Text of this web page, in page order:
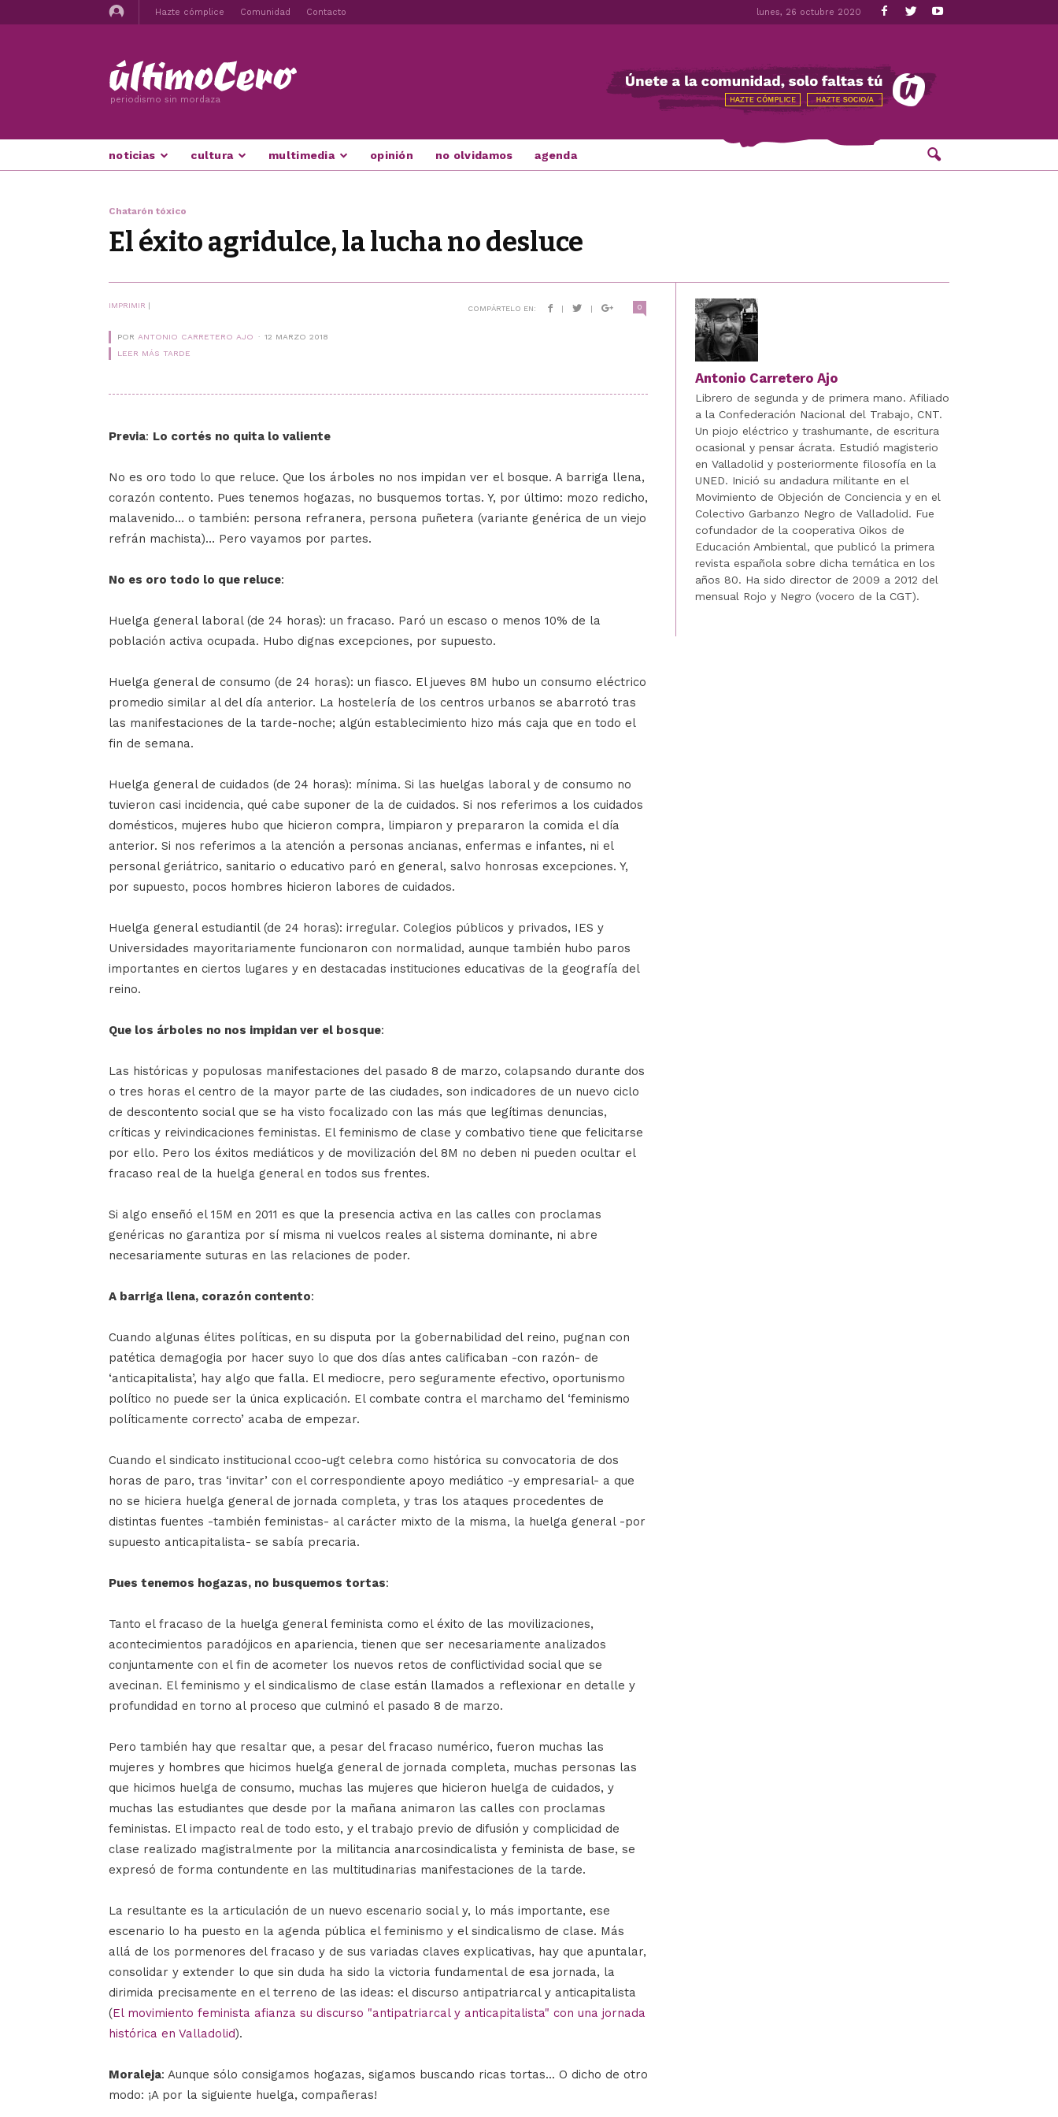
Hazte cómplice Comunidad Contacto lunes, 26 octubre 2020
periodismo sin mordaza
noticias cultura multimedia opinión no olvidamos agenda
Chatarón tóxico
El éxito agridulce, la lucha no desluce
IMPRIMIR | COMPÁRTELO EN: | | 0
POR ANTONIO CARRETERO AJO
12 MARZO 2018
LEER MÁS TARDE
Previa: Lo cortés no quita lo valiente
No es oro todo lo que reluce. Que los árboles no nos impidan ver el bosque. A barriga llena,
corazón contento. Pues tenemos hogazas, no busquemos tortas. Y, por último: mozo redicho,
malavenido… o también: persona refranera, persona puñetera (variante genérica de un viejo
refrán machista)… Pero vayamos por partes.
No es oro todo lo que reluce:
Huelga general laboral (de 24 horas): un fracaso. Paró un escaso o menos 10% de la
población activa ocupada. Hubo dignas excepciones, por supuesto.
Huelga general de consumo (de 24 horas): un fiasco. El jueves 8M hubo un consumo eléctrico
promedio similar al del día anterior. La hostelería de los centros urbanos se abarrotó tras
las manifestaciones de la tarde-noche; algún establecimiento hizo más caja que en todo el
fin de semana.
Huelga general de cuidados (de 24 horas): mínima. Si las huelgas laboral y de consumo no
tuvieron casi incidencia, qué cabe suponer de la de cuidados. Si nos referimos a los cuidados
domésticos, mujeres hubo que hicieron compra, limpiaron y prepararon la comida el día
anterior. Si nos referimos a la atención a personas ancianas, enfermas e infantes, ni el
personal geriátrico, sanitario o educativo paró en general, salvo honrosas excepciones. Y,
por supuesto, pocos hombres hicieron labores de cuidados.
Huelga general estudiantil (de 24 horas): irregular. Colegios públicos y privados, IES y
Universidades mayoritariamente funcionaron con normalidad, aunque también hubo paros
importantes en ciertos lugares y en destacadas instituciones educativas de la geografía del
reino.
Que los árboles no nos impidan ver el bosque:
Las históricas y populosas manifestaciones del pasado 8 de marzo, colapsando durante dos
o tres horas el centro de la mayor parte de las ciudades, son indicadores de un nuevo ciclo
de descontento social que se ha visto focalizado con las más que legítimas denuncias,
críticas y reivindicaciones feministas. El feminismo de clase y combativo tiene que felicitarse
por ello. Pero los éxitos mediáticos y de movilización del 8M no deben ni pueden ocultar el
fracaso real de la huelga general en todos sus frentes.
Si algo enseñó el 15M en 2011 es que la presencia activa en las calles con proclamas
genéricas no garantiza por sí misma ni vuelcos reales al sistema dominante, ni abre
necesariamente suturas en las relaciones de poder.
A barriga llena, corazón contento:
Cuando algunas élites políticas, en su disputa por la gobernabilidad del reino, pugnan con
patética demagogia por hacer suyo lo que dos días antes calificaban -con razón- de
‘anticapitalista’, hay algo que falla. El mediocre, pero seguramente efectivo, oportunismo
político no puede ser la única explicación. El combate contra el marchamo del ‘feminismo
políticamente correcto’ acaba de empezar.
Cuando el sindicato institucional ccoo-ugt celebra como histórica su convocatoria de dos
horas de paro, tras ‘invitar’ con el correspondiente apoyo mediático -y empresarial- a que
no se hiciera huelga general de jornada completa, y tras los ataques procedentes de
distintas fuentes -también feministas- al carácter mixto de la misma, la huelga general -por
supuesto anticapitalista- se sabía precaria.
Pues tenemos hogazas, no busquemos tortas:
Tanto el fracaso de la huelga general feminista como el éxito de las movilizaciones,
acontecimientos paradójicos en apariencia, tienen que ser necesariamente analizados
conjuntamente con el fin de acometer los nuevos retos de conflictividad social que se
avecinan. El feminismo y el sindicalismo de clase están llamados a reflexionar en detalle y
profundidad en torno al proceso que culminó el pasado 8 de marzo.
Pero también hay que resaltar que, a pesar del fracaso numérico, fueron muchas las
mujeres y hombres que hicimos huelga general de jornada completa, muchas personas las
que hicimos huelga de consumo, muchas las mujeres que hicieron huelga de cuidados, y
muchas las estudiantes que desde por la mañana animaron las calles con proclamas
feministas. El impacto real de todo esto, y el trabajo previo de difusión y complicidad de
clase realizado magistralmente por la militancia anarcosindicalista y feminista de base, se
expresó de forma contundente en las multitudinarias manifestaciones de la tarde.
La resultante es la articulación de un nuevo escenario social y, lo más importante, ese
escenario lo ha puesto en la agenda pública el feminismo y el sindicalismo de clase. Más
allá de los pormenores del fracaso y de sus variadas claves explicativas, hay que apuntalar,
consolidar y extender lo que sin duda ha sido la victoria fundamental de esa jornada, la
dirimida precisamente en el terreno de las ideas: el discurso antipatriarcal y anticapitalista
(El movimiento feminista afianza su discurso "antipatriarcal y anticapitalista" con una jornada
histórica en Valladolid).
Moraleja: Aunque sólo consigamos hogazas, sigamos buscando ricas tortas... O dicho de otro
modo: ¡A por la siguiente huelga, compañeras!
Antonio Carretero Ajo
Librero de segunda y de primera mano. Afiliado
a la Confederación Nacional del Trabajo, CNT.
Un piojo eléctrico y trashumante, de escritura
ocasional y pensar ácrata. Estudió magisterio
en Valladolid y posteriormente filosofía en la
UNED. Inició su andadura militante en el
Movimiento de Objeción de Conciencia y en el
Colectivo Garbanzo Negro de Valladolid. Fue
cofundador de la cooperativa Oikos de
Educación Ambiental, que publicó la primera
revista española sobre dicha temática en los
años 80. Ha sido director de 2009 a 2012 del
mensual Rojo y Negro (vocero de la CGT).